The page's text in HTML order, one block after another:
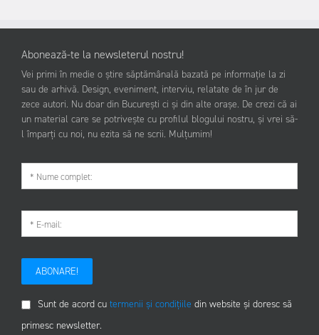
Abonează-te la newsleterul nostru!
Vei primi în medie o știre săptămânală bazată pe informație la zi
sau de arhivă. Design, eveniment, interviu, relatate de în jur de
zece autori. Nu doar din București ci și din alte orașe. De crezi că ai
un material care se potrivește cu profilul blogului nostru, și vrei să-
l împarți cu noi, nu ezita să ne scrii. Mulțumim!
ABONARE!
Sunt de acord cu termenii și condițiile din website și doresc să
primesc newsletter.